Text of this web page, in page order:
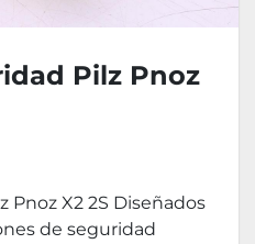
Pilz Pnoz
Pnoz X2 2S Diseñados
de seguridad